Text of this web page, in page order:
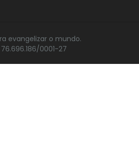
evangelizar o mundo.
0001-27